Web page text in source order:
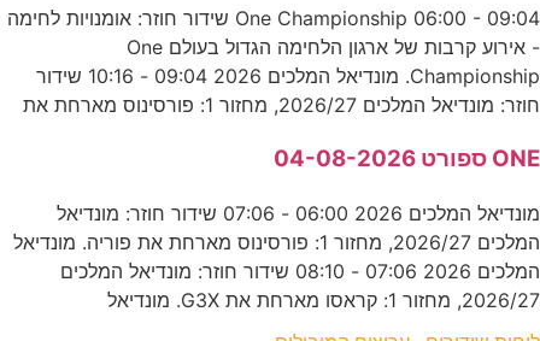
One Championship 06:00 - 09:04 שידור חוזר: אומנויות לחימה
- אירוע קרבות של ארגון הלחימה הגדול בעולם One
Championship. מונדיאל המלכים 2026 09:04 - 10:16 שידור
חוזר: מונדיאל המלכים 2026/27, מחזור 1: פורסינוס מארחת את
ONE ספורט 04-08-2026
מונדיאל המלכים 2026 06:00 - 07:06 שידור חוזר: מונדיאל
המלכים 2026/27, מחזור 1: פורסינוס מארחת את פוריה. מונדיאל
המלכים 2026 07:06 - 08:10 שידור חוזר: מונדיאל המלכים
2026/27, מחזור 1: קראסו מארחת את G3X. מונדיאל